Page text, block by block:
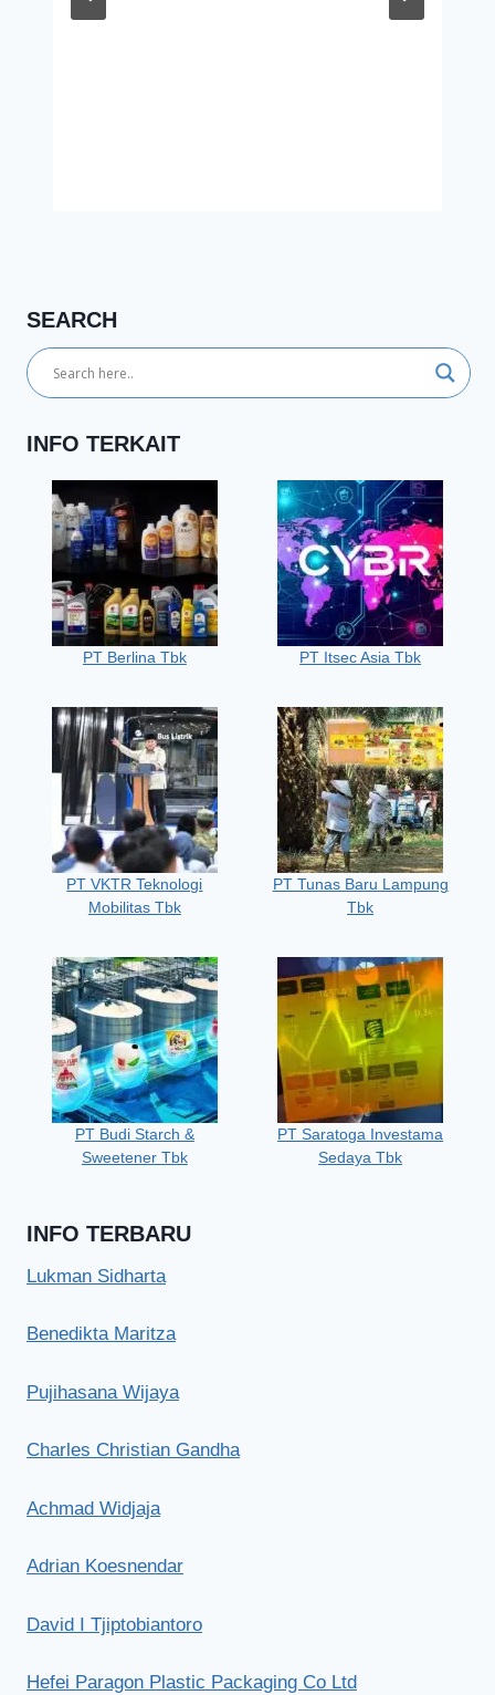
SEARCH
INFO TERKAIT
PT Berlina Tbk PT Itsec Asia Tbk
PT VKTR Teknologi
Mobilitas Tbk
PT Tunas Baru Lampung
Tbk
PT Budi Starch &
Sweetener Tbk
PT Saratoga Investama
Sedaya Tbk
INFO TERBARU
Lukman Sidharta
Benedikta Maritza
Pujihasana Wijaya
Charles Christian Gandha
Achmad Widjaja
Adrian Koesnendar
David I Tjiptobiantoro
Hefei Paragon Plastic Packaging Co Ltd